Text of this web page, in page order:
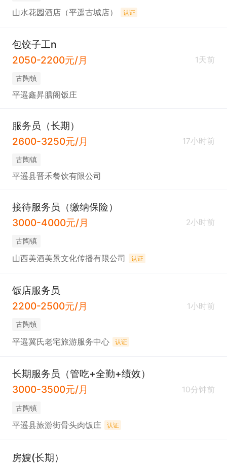
山水花园酒店（平遥古城店） 认证
包饺子工n
2050-2200元/月
1天前
古陶镇
平遥鑫昇膳阁饭庄
服务员（长期）
2600-3250元/月
17小时前
古陶镇
平遥县晋禾餐饮有限公司
接待服务员（缴纳保险）
3000-4000元/月
2小时前
古陶镇
山西美酒美景文化传播有限公司 认证
饭店服务员
2200-2500元/月
1小时前
古陶镇
平遥冀氏老宅旅游服务中心 认证
长期服务员（管吃+全勤+绩效）
3000-3500元/月
10分钟前
古陶镇
平遥县旅游街骨头肉饭庄 认证
房嫂(长期）